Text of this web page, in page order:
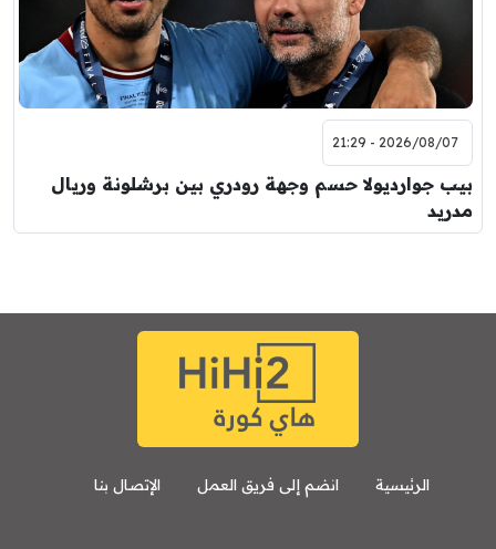
2026/08/07 - 21:29
بيب جوارديولا حسم وجهة رودري بين برشلونة وريال
مدريد
الرئيسية انضم إلى فريق العمل الإتصال بنا